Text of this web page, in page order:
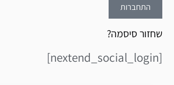
התחברות
שחזור סיסמה?
[nextend_social_login]